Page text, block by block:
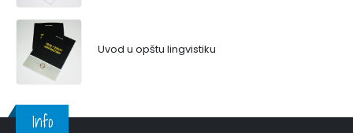
Uvod u opštu lingvistiku
Info